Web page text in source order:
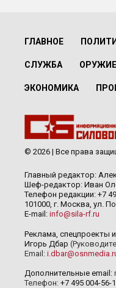
ГЛАВНОЕ
СЛУЖБА ОРУЖИЕ
ЭКОНОМИКА
© 2026 | Все права
Главный редактор:
Шеф-редактор: Иван
Телефон редакции: +7
101000, г. Москва, ул.
E-mail: info@sila-rf.ru
Реклама, спецпроекты
Игорь Дбар
Email:
Дополнительные email:
Телефон: +7 495 004-56-